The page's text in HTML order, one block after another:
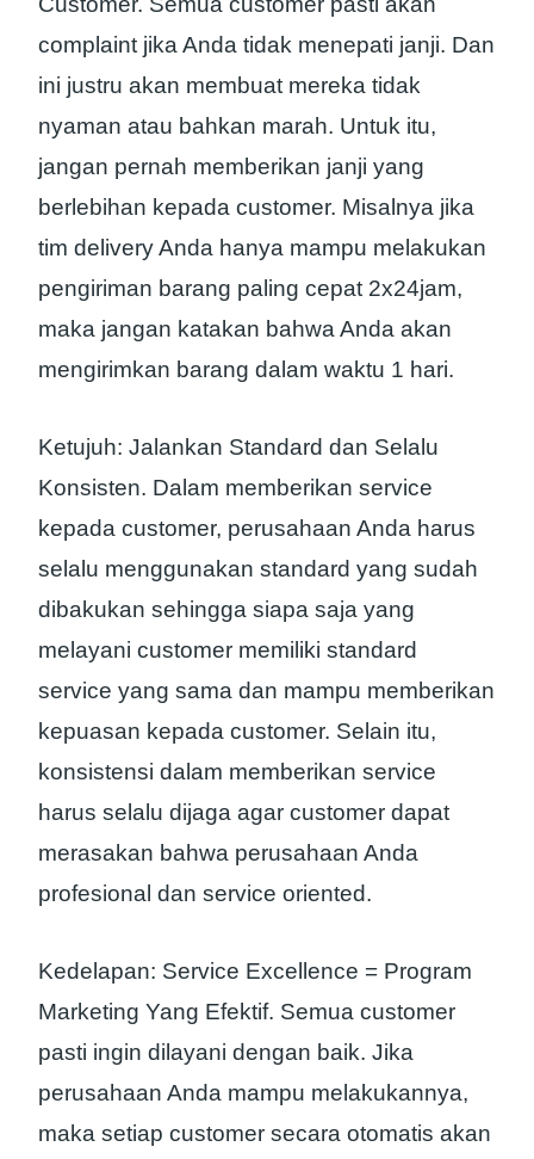
complaint jika Anda tidak menepati janji. Dan
ini justru akan membuat mereka tidak
nyaman atau bahkan marah. Untuk itu,
jangan pernah memberikan janji yang
berlebihan kepada customer. Misalnya jika
tim delivery Anda hanya mampu melakukan
pengiriman barang paling cepat 2x24jam,
maka jangan katakan bahwa Anda akan
mengirimkan barang dalam waktu 1 hari.
Ketujuh: Jalankan Standard dan Selalu
Konsisten. Dalam memberikan service
kepada customer, perusahaan Anda harus
selalu menggunakan standard yang sudah
dibakukan sehingga siapa saja yang
melayani customer memiliki standard
service yang sama dan mampu memberikan
kepuasan kepada customer. Selain itu,
konsistensi dalam memberikan service
harus selalu dijaga agar customer dapat
merasakan bahwa perusahaan Anda
profesional dan service oriented.
Kedelapan: Service Excellence = Program
Marketing Yang Efektif. Semua customer
pasti ingin dilayani dengan baik. Jika
perusahaan Anda mampu melakukannya,
maka setiap customer secara otomatis akan